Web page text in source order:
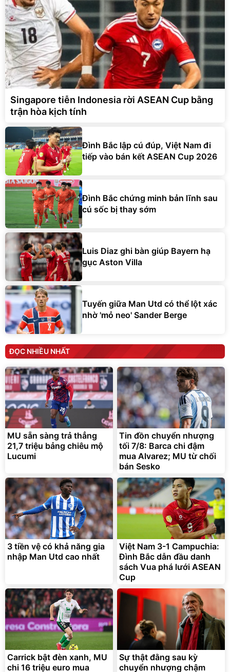
Singapore tiễn Indonesia rời ASEAN Cup bằng
trận hòa kịch tính
Đình Bắc lập cú đúp, Việt Nam đi
tiếp vào bán kết ASEAN Cup 2026
Đình Bắc chứng minh bản lĩnh sau
cú sốc bị thay sớm
Luis Diaz ghi bàn giúp Bayern hạ
gục Aston Villa
Tuyến giữa Man Utd có thể lột xác
nhờ 'mỏ neo' Sander Berge
ĐỌC NHIỀU NHẤT
MU sẵn sàng trả thẳng
21,7 triệu bảng chiêu mộ
Lucumi
Tin đồn chuyển nhượng
tối 7/8: Barca chi đậm
mua Alvarez; MU từ chối
bán Sesko
3 tiền vệ có khả năng gia
nhập Man Utd cao nhất
Việt Nam 3-1 Campuchia:
Đình Bắc dẫn đầu danh
sách Vua phá lưới ASEAN
Cup
Carrick bật đèn xanh, MU
chi 16 triệu euro mua
Sự thật đằng sau kỳ
chuyển nhượng chậm